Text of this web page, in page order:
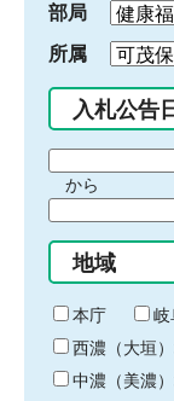
部局
所属
入札公告
間
始
り
から
間
終
わ
り
地域
本庁
岐
西濃（大垣
中濃（美濃